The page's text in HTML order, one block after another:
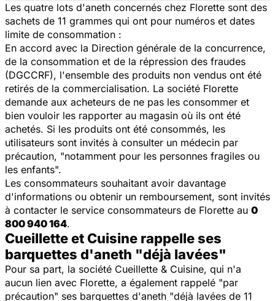
Les quatre lots d'aneth concernés chez Florette sont des
sachets de 11 grammes qui ont pour numéros et dates
limite de consommation :
En accord avec la Direction générale de la concurrence,
de la consommation et de la répression des fraudes
(DGCCRF), l'ensemble des produits non vendus ont été
retirés de la commercialisation. La société Florette
demande aux acheteurs de ne pas les consommer et
bien vouloir les rapporter au magasin où ils ont été
achetés. Si les produits ont été consommés, les
utilisateurs sont invités à consulter un médecin par
précaution, "notamment pour les personnes fragiles ou
les enfants".
Les consommateurs souhaitant avoir davantage
d'informations ou obtenir un remboursement, sont invités
à contacter le service consommateurs de Florette au 0
800 940 164.
Cueillette et Cuisine rappelle ses
barquettes d'aneth "déjà lavées"
Pour sa part, la société Cueillette & Cuisine, qui n'a
aucun lien avec Florette, a également rappelé "par
précaution" ses barquettes d'aneth "déjà lavées de 11